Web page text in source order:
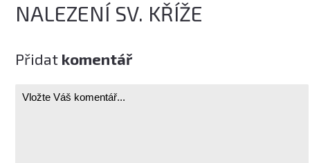
NALEZENÍ SV. KŘÍŽE
Přidat komentář